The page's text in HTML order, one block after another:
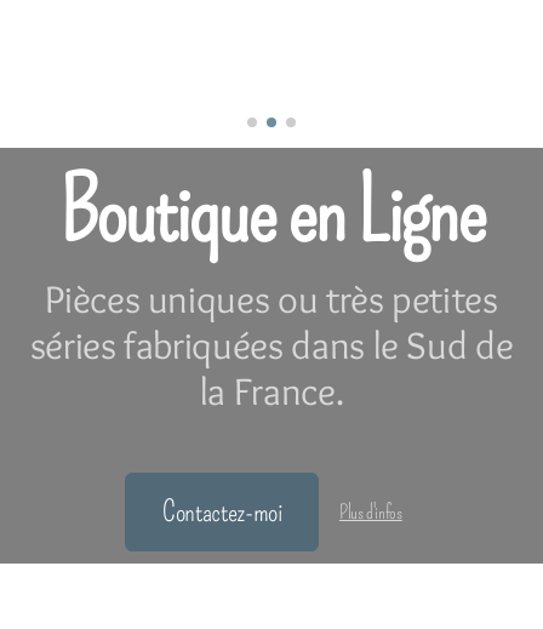
Boutique en Ligne
Pièces uniques ou très petites
séries fabriquées dans le Sud de
la France.
Contactez-moi Plus d'infos